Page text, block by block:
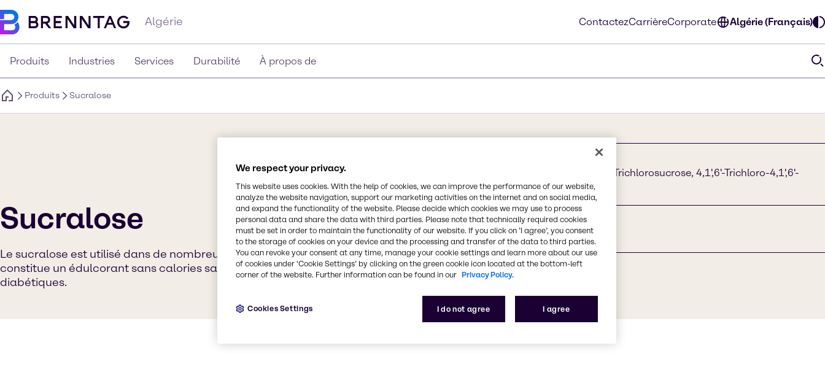
Algérie ContactezCarrièreCorporate Algérie (Français)
Produits Industries Services Durabilité À propos de
Produits Sucralose
Sucralose
Le sucralose est utilisé dans de nombreux aliments et boissons, car il
constitue un édulcorant sans calories sans danger pour les personnes
diabétiques.
1',4,6'-Trichlorogalactosucrose, E955, TGS, Trichlorosucrose, 4,1',6'-Trichloro-4,1',6'-
trideoxygalactosucrose
Formule chimique
C12H19Cl3O8
Numéro CAS
We respect your privacy.
This website uses cookies. With the help of cookies, we can improve the performance of our website,
analyze the website navigation, support our marketing activities on the internet and on social media,
and expand the functionality of the website. Please decide which cookies we may use to process
personal data and share the data with third parties. Please note that technically required cookies
must be set in order to maintain the functionality of our website. If you click on ’I agree’, you consent
to the storage of cookies on your device and the processing and transfer of the data to third parties.
You can revoke your consent at any time, manage your cookie settings and learn more about our use
of cookies under ‘Cookie Settings’ by clicking on the green cookie icon located at the bottom-left
corner of the website. Further information can be found in our Privacy Policy.
I do not agree I agree
Cookies Settings